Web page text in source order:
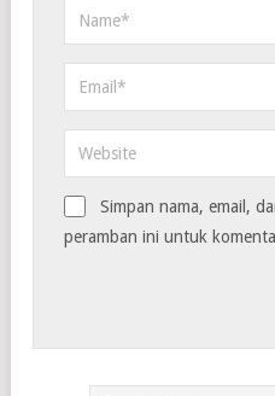
Simpan nama, email,
peramban ini untuk